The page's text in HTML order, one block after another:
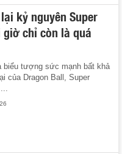
kỷ nguyên Super
chỉ còn là quá
biểu tượng sức mạnh bất khả
của Dragon Ball, Super